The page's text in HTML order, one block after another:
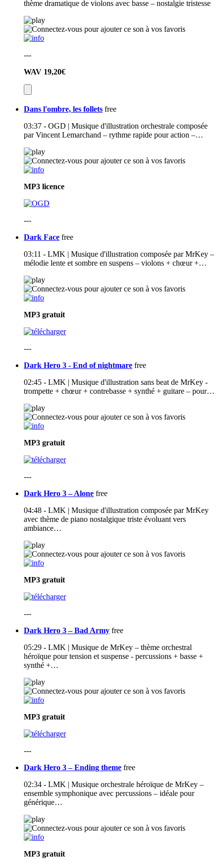
thème dramatique de violons avec basse – nostalgie tristesse
---
WAV 19,20€
Dans l'ombre, les follets free
03:37 - OGD | Musique d'illustration orchestrale composée
par Vincent Lemarchand – rythme rapide pour action –…
MP3 licence
---
Dark Face free
03:11 - LMK | Musique d'illustration composée par MrKey –
mélodie lente et sombre en suspens – violons + chœur +…
MP3 gratuit
---
Dark Hero 3 - End of nightmare free
02:45 - LMK | Musique d'illustration sans beat de MrKey -
trompette + chœur + contrebasse + synthé + guitare – pour…
MP3 gratuit
---
Dark Hero 3 – Alone free
04:48 - LMK | Musique d'illustration composée par MrKey
avec thème de piano nostalgique triste évoluant vers
ambiance…
MP3 gratuit
---
Dark Hero 3 – Bad Army free
05:29 - LMK | Musique de MrKey – thème orchestral
héroïque pour tension et suspense - percussions + basse +
synthé +…
MP3 gratuit
---
Dark Hero 3 – Ending theme free
02:34 - LMK | Musique orchestrale héroïque de MrKey –
ensemble symphonique avec percussions – idéale pour
générique…
MP3 gratuit